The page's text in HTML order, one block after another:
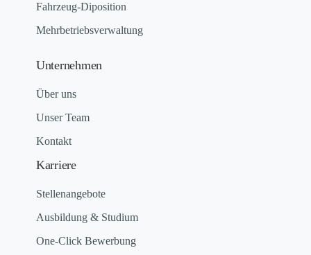
Fahrzeug-Diposition
Mehrbetriebsverwaltung
Unternehmen
Über uns
Unser Team
Kontakt
Karriere
Stellenangebote
Ausbildung & Studium
One-Click Bewerbung